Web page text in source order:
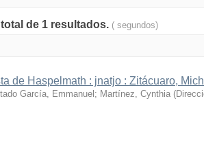
de 1 resultados. ( segundos)
de Haspelmath : jnatjo : Zitácuaro,
García, Emmanuel ; Martínez, Cynthia (